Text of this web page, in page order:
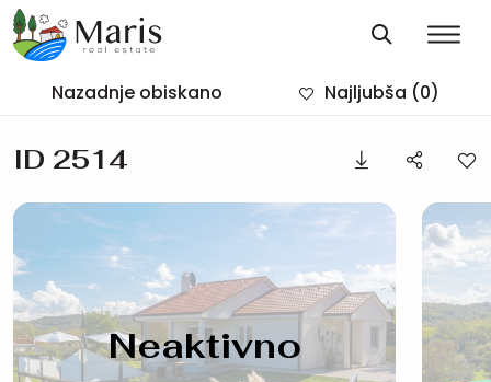
Nazadnje obiskano Najljubša (0)
ID 2514
Neaktivno